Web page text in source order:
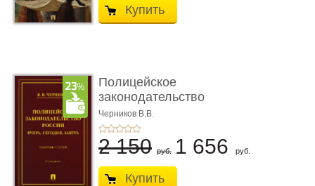
Купить
Полицейское
законодательство
России: вчера, с� ...
Черников В.В.
2 150 руб. 1 656 руб.
Купить